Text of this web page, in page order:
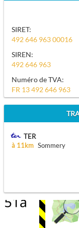
SIRET:
492 646 963 00016
SIREN:
492 646 963
Numéro de TVA:
FR 13 492 646 963
TER
à 11km Sommery